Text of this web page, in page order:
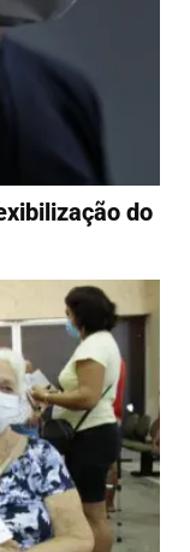
do